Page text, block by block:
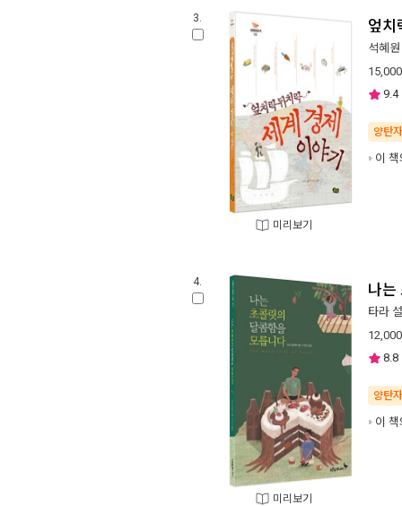
3.
미리보기
엎치
석혜원
15,000
9.4
양탄
이
4.
미리보기
나는
타라
12,000
8.8
양탄
이